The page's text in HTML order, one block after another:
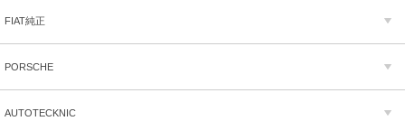
FIAT純正
PORSCHE
AUTOTECKNIC